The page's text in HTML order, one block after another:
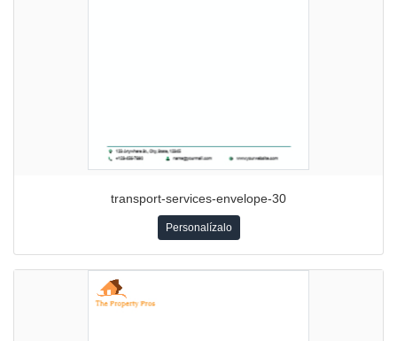
transport-services-envelope-30
Personalízalo